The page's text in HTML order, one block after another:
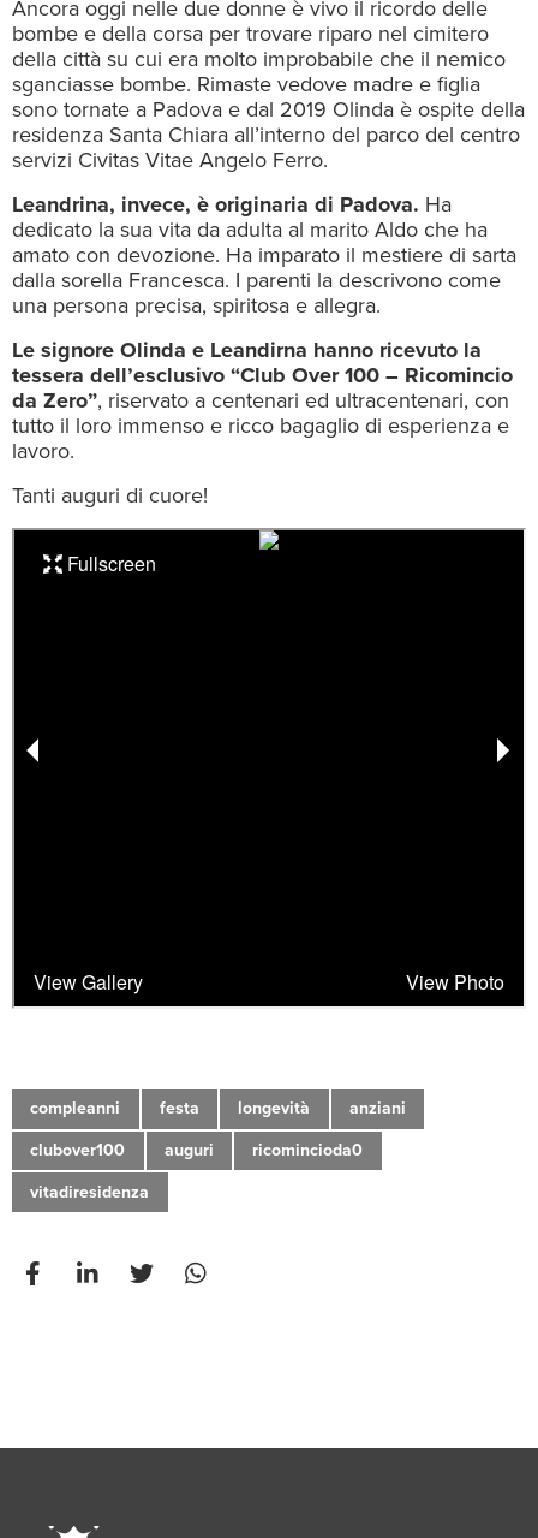
Ancora oggi nelle due donne è vivo il ricordo delle
bombe e della corsa per trovare riparo nel cimitero
della città su cui era molto improbabile che il nemico
sganciasse bombe. Rimaste vedove madre e figlia
sono tornate a Padova e dal 2019 Olinda è ospite della
residenza Santa Chiara all’interno del parco del centro
servizi Civitas Vitae Angelo Ferro.
Leandrina, invece, è originaria di Padova. Ha
dedicato la sua vita da adulta al marito Aldo che ha
amato con devozione. Ha imparato il mestiere di sarta
dalla sorella Francesca. I parenti la descrivono come
una persona precisa, spiritosa e allegra.
Le signore Olinda e Leandirna hanno ricevuto la
tessera dell’esclusivo “Club Over 100 – Ricomincio
da Zero”, riservato a centenari ed ultracentenari, con
tutto il loro immenso e ricco bagaglio di esperienza e
lavoro.
Tanti auguri di cuore!
compleanni festa longevità anziani
clubover100 auguri ricomincioda0
vitadiresidenza